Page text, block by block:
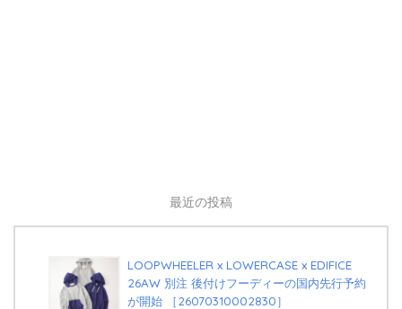
最近の投稿
LOOPWHEELER x LOWERCASE x EDIFICE
26AW 別注 後付けフーディーの国内先行予約
が開始 ［26070310002830］